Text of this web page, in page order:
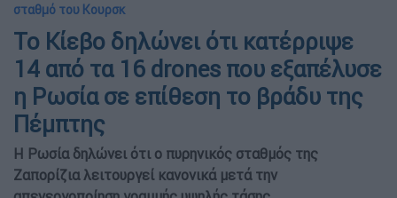
σταθμό του Κουρσκ
Το Κίεβο δηλώνει ότι κατέρριψε
14 από τα 16 drones που εξαπέλυσε
η Ρωσία σε επίθεση το βράδυ της
Πέμπτης
Η Ρωσία δηλώνει ότι ο πυρηνικός σταθμός της
Ζαπορίζια λειτουργεί κανονικά μετά την